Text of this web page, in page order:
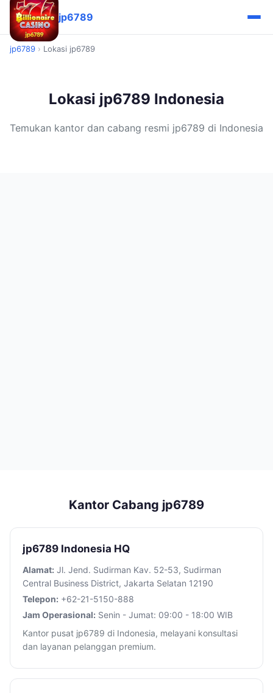
jp6789
jp6789 › Lokasi jp6789
Lokasi jp6789 Indonesia
Temukan kantor dan cabang resmi jp6789 di Indonesia
Kantor Cabang jp6789
jp6789 Indonesia HQ
Alamat: Jl. Jend. Sudirman Kav. 52-53, Sudirman
Central Business District, Jakarta Selatan 12190
Telepon: +62-21-5150-888
Jam Operasional: Senin - Jumat: 09:00 - 18:00 WIB
Kantor pusat jp6789 di Indonesia, melayani konsultasi
dan layanan pelanggan premium.